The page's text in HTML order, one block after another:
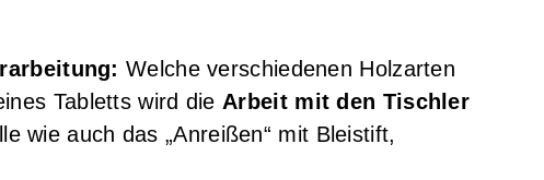
Welche verschiedenen Holzarten
Tabletts wird die Arbeit mit den Tischler
wie auch das „Anreißen“ mit Bleistift,